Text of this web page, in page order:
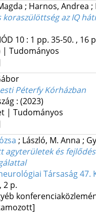
; Harnos, Andrea ;
az IQ
10: 1 pp. 35-50. , 16
| Tudományos
Péterfy Kórházban
: (2023)
| Tudományos
; László, M. Anna ;
agyterületek és
Társaság 47.
2 p.